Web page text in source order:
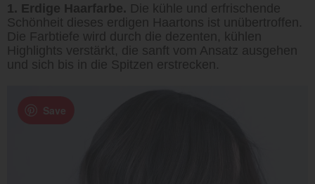
1. Erdige Haarfarbe. Die kühle und erfrischende
Schönheit dieses erdigen Haartons ist unübertroffen.
Die Farbtiefe wird durch die dezenten, kühlen
Highlights verstärkt, die sanft vom Ansatz ausgehen
und sich bis in die Spitzen erstrecken.
Save